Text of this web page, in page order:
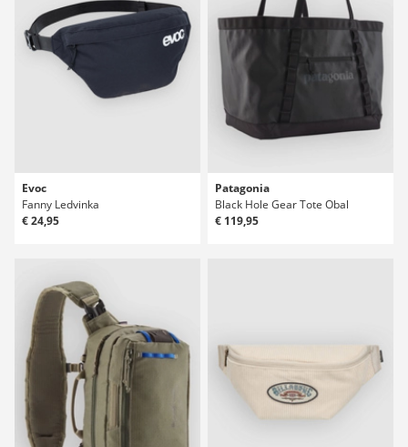
Evoc
Fanny Ledvinka
€ 24,95
Patagonia
Black Hole Gear Tote Obal
€ 119,95